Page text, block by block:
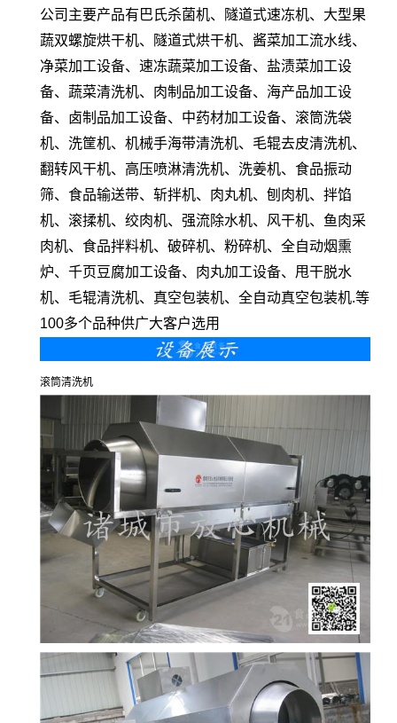
公司主要产品有巴氏杀菌机、隧道式速冻机、大型果
蔬双螺旋烘干机、隧道式烘干机、酱菜加工流水线、
净菜加工设备、速冻蔬菜加工设备、盐渍菜加工设
备、蔬菜清洗机、肉制品加工设备、海产品加工设
备、卤制品加工设备、中药材加工设备、滚筒洗袋
机、洗筐机、机械手海带清洗机、毛辊去皮清洗机、
翻转风干机、高压喷淋清洗机、洗姜机、食品振动
筛、食品输送带、斩拌机、肉丸机、刨肉机、拌馅
机、滚揉机、绞肉机、强流除水机、风干机、鱼肉采
肉机、食品拌料机、破碎机、粉碎机、全自动烟熏
炉、千页豆腐加工设备、肉丸加工设备、甩干脱水
机、毛辊清洗机、真空包装机、全自动真空包装机.等
100多个品种供广大客户选用
滚筒清洗机